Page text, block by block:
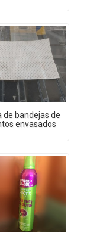
de bandejas de
envasados